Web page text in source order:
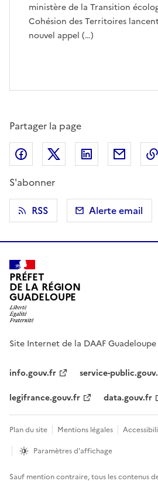
ministère de la Transition
Cohésion des Territoires
nouvel appel (…)
Partager la page
Partager sur Facebook
Partager sur X
Partager sur
S'abonner
RSS
Alerte email
PRÉFET
DE LA RÉGION
GUADELOUPE
Site Internet de la DAAF Guadeloupe
info.gouv.fr
service-
legifrance.gouv.fr
data.gouv.fr
Plan du site Mentions légales
Paramètres d'affichage
Sauf mention contraire, tous les contenus